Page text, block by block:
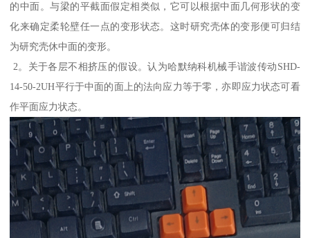
的中面。与梁的平截面假定相类似，它可以根据中面几何形状的变
化来确定柔轮壁任一点的变形状态。这时研究壳体的变形便可归结
为研究壳休中面的变形。
2。关于各层不相挤压的假设。认为哈默纳科机械手谐波传动SHD-
14-50-2UH平行于中面的面上的法向应力等于零，亦即应力状态可看
作平面应力状态。